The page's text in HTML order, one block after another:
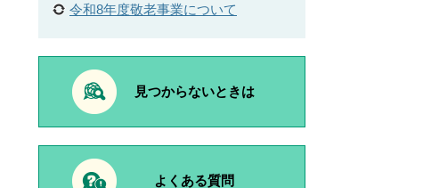
令和8年度敬老事業について
見つからないときは
よくある質問